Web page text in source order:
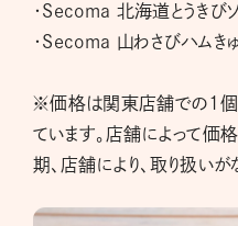
・Secoma 北海道とうきび
・Secoma 山わさびハムき
※価格は関東店舗での1個
ています。店舗によって価
期、店舗により、取り扱いが